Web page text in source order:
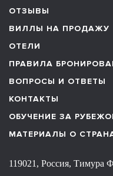
ОТЗЫВЫ
ВИЛЛЫ НА ПРОДАЖУ
ОТЕЛИ
ПРАВИЛА
ВОПРОСЫ И ОТВЕТЫ
КОНТАКТЫ
ОБУЧЕНИЕ ЗА
МАТЕРИАЛЫ О
119021, Россия, Тимура